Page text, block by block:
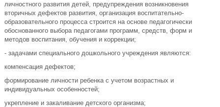
личностного развития детей, предупреждения возникновения
вторичных дефектов развития, организация воспитательно-
образовательного процесса строится на основе педагогически
обоснованного выбора педагогами программ, средств, форм и
методов воспитания, обучения и коррекции;
- задачами специального дошкольного учреждения являются:
компенсация дефектов;
формирование личности ребенка с учетом возрастных и
индивидуальных особенностей;
укрепление и закаливание детского организма;